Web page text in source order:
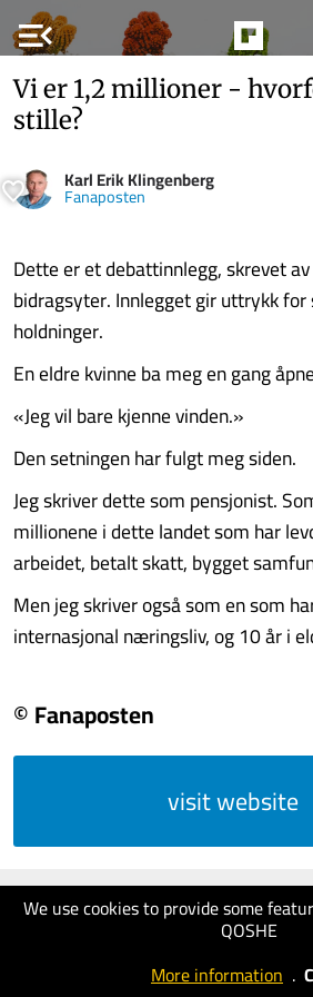
menu_open
We use cookies to provide some
QOSHE
More information .
Vi er 1,2 millioner -
stille?
Karl Erik Klingenberg
Fanaposten
Dette er et debattinnlegg, skrevet
bidragsyter. Innlegget gir uttrykk
holdninger.
En eldre kvinne ba meg en gang
«Jeg vil bare kjenne vinden.»
Den setningen har fulgt meg siden.
Jeg skriver dette som pensjonist.
millionene i dette landet som har
arbeidet, betalt skatt, bygget
Men jeg skriver også som en som
internasjonal næringsliv, og 10 år i
© Fanaposten
visit website